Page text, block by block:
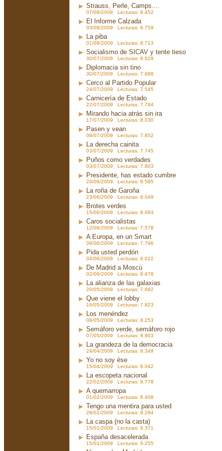
Strauss, Perle, Camps....
07/08/2009 Lecturas: 8.452
El Informe Calzada
03/08/2009 Lecturas: 8.759
La piba
01/08/2009 Lecturas: 8.713
Socialismo de SICAV y tente tieso
30/07/2009 Lecturas: 8.629
Diplomacia sin tino
30/07/2009 Lecturas: 7.888
Cerco al Partido Popular
24/07/2009 Lecturas: 7.545
Carnicería de Estado
22/07/2009 Lecturas: 7.794
Mirando hacia atrás sin ira
17/07/2009 Lecturas: 8.030
Pasen y vean
08/07/2009 Lecturas: 7.852
La derecha cainita
03/07/2009 Lecturas: 7.745
Puños como verdades
03/07/2009 Lecturas: 7.803
Presidente, has estado cumbre
24/06/2009 Lecturas: 8.585
La roña de Garoña
23/06/2009 Lecturas: 8.049
Brotes verdes
15/06/2009 Lecturas: 8.093
Caros socialistas
12/06/2009 Lecturas: 7.578
A Europa, en un Smart
09/06/2009 Lecturas: 7.796
Pida usted perdón
04/06/2009 Lecturas: 8.022
De Madrid a Moscú
02/06/2009 Lecturas: 8.478
La alianza de las galaxias
20/05/2009 Lecturas: 7.682
Que viene el lobby
16/05/2009 Lecturas: 7.823
Los menéndez
08/05/2009 Lecturas: 8.253
Semáforo verde, semáforo rojo
07/05/2009 Lecturas: 8.903
La grandeza de la democracia
24/04/2009 Lecturas: 8.349
Yo no soy ése
15/04/2009 Lecturas: 8.042
La escopeta nacional
22/02/2009 Lecturas: 8.778
A quemarropa
01/02/2009 Lecturas: 8.408
Tengo una mentira para usted
28/01/2009 Lecturas: 8.284
La caspa (no la casta)
15/01/2009 Lecturas: 8.371
España desacelerada
15/01/2009 Lecturas: 9.255